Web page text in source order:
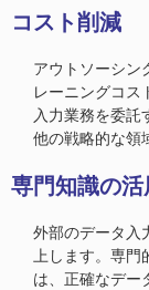
コスト削減
アウトソーシン
レーニングコス
入力業務を委託
他の戦略的な領
専門知識の活
外部のデータ入
上します。専
は、正確なデー